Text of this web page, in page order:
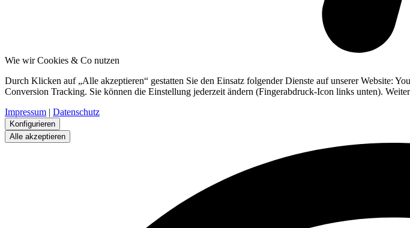
Wie wir Cookies & Co nutzen
Durch Klicken auf „Alle akzeptieren“ gestatten Sie den Einsatz folgender Dienste auf unserer Website:
Conversion Tracking. Sie können die Einstellung jederzeit ändern (Fingerabdruck-Icon links unten).
Impressum | Datenschutz
Konfigurieren
Alle akzeptieren